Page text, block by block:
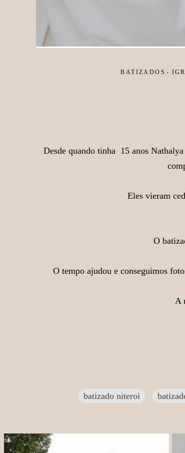
BATIZADOS
Desde quando tinha 15 anos
Eles vieram
O
O tempo ajudou e conseguimos
A
batizado niteroi